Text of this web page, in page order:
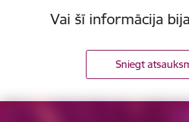
Vai šī informācija
Sniegt